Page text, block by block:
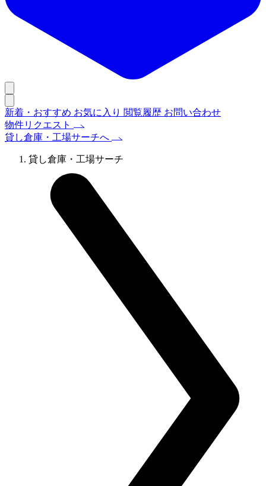
新着・おすすめ お気に入り 閲覧履歴 お問い合わせ
物件リクエスト
貸し倉庫・工場サーチへ
貸し倉庫・工場サーチ